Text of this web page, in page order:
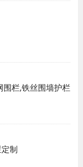
围栏,铁丝围墙护栏
制